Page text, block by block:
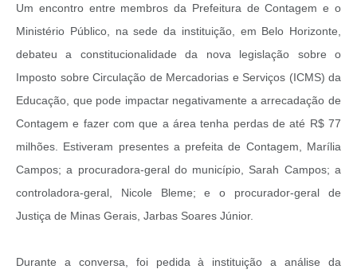
Um encontro entre membros da Prefeitura de Contagem e o
Ministério Público, na sede da instituição, em Belo Horizonte,
debateu a constitucionalidade da nova legislação sobre o
Imposto sobre Circulação de Mercadorias e Serviços (ICMS) da
Educação, que pode impactar negativamente a arrecadação de
Contagem e fazer com que a área tenha perdas de até R$ 77
milhões. Estiveram presentes a prefeita de Contagem, Marília
Campos; a procuradora-geral do município, Sarah Campos; a
controladora-geral, Nicole Bleme; e o procurador-geral de
Justiça de Minas Gerais, Jarbas Soares Júnior.
Durante a conversa, foi pedida à instituição a análise da